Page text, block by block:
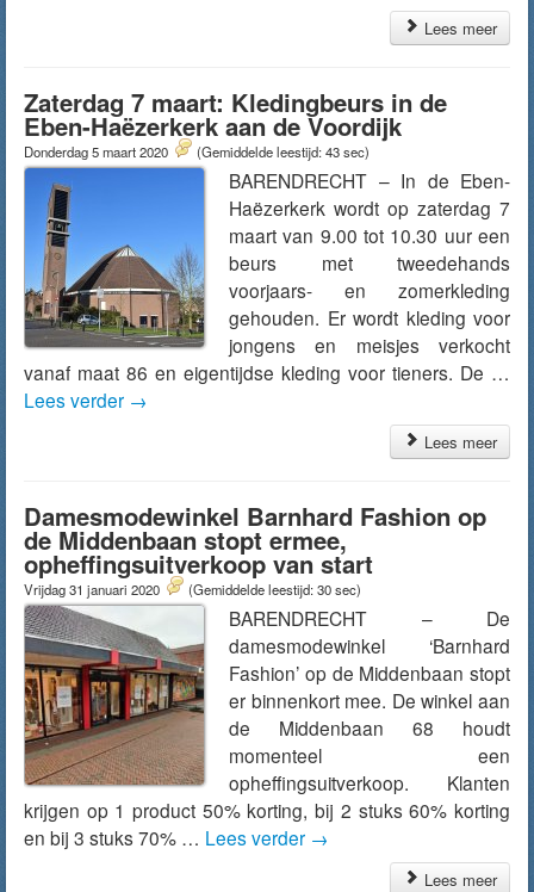
Lees meer
Zaterdag 7 maart: Kledingbeurs in de
Eben-Haëzerkerk aan de Voordijk
Donderdag 5 maart 2020 (Gemiddelde leestijd: 43 sec)
BARENDRECHT – In de Eben-
Haëzerkerk wordt op zaterdag 7
maart van 9.00 tot 10.30 uur een
beurs met tweedehands
voorjaars- en zomerkleding
gehouden. Er wordt kleding voor
jongens en meisjes verkocht
vanaf maat 86 en eigentijdse kleding voor tieners. De …
Lees verder →
Lees meer
Damesmodewinkel Barnhard Fashion op
de Middenbaan stopt ermee,
opheffingsuitverkoop van start
Vrijdag 31 januari 2020 (Gemiddelde leestijd: 30 sec)
BARENDRECHT – De
damesmodewinkel ‘Barnhard
Fashion’ op de Middenbaan stopt
er binnenkort mee. De winkel aan
de Middenbaan 68 houdt
momenteel een
opheffingsuitverkoop. Klanten
krijgen op 1 product 50% korting, bij 2 stuks 60% korting
en bij 3 stuks 70% … Lees verder →
Lees meer